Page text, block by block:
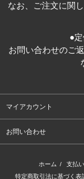
なお、ご注文に関
●
お問い合わせのご
マイアカウント
お問い合わせ
ホーム / 支払
特定商取引法に基づく表